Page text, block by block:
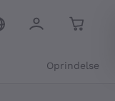
Oprindelse